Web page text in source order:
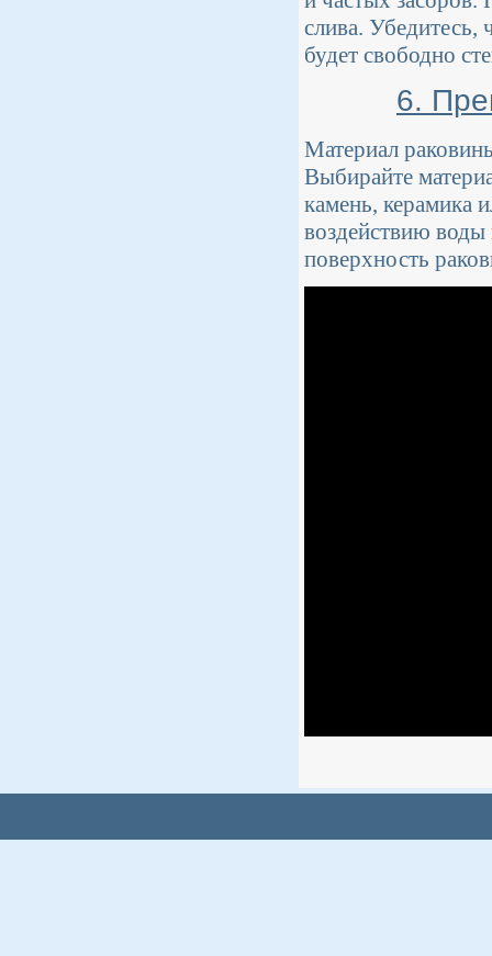
слива.
будет свободно
6.
Материал
Выбирайте
камень, керамика
воздействию воды
поверхность